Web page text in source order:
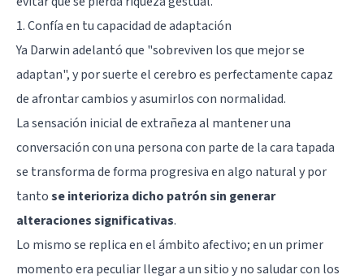
1. Confía en tu capacidad de adaptación
Ya Darwin adelantó que "sobreviven los que mejor se
adaptan", y por suerte el cerebro es perfectamente capaz
de afrontar cambios y asumirlos con normalidad.
La sensación inicial de extrañeza al mantener una
conversación con una persona con parte de la cara tapada
se transforma de forma progresiva en algo natural y por
tantose interioriza dicho patrón sin generar
alteraciones significativas.
Lo mismo se replica en el ámbito afectivo; en un primer
momento era peculiar llegar a un sitio y no saludar con los